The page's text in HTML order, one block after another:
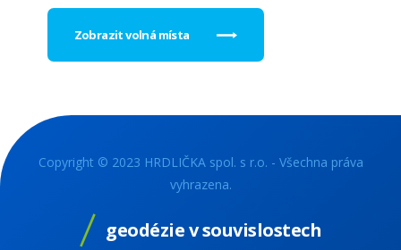
Zobrazit volná místa
Copyright © 2023 HRDLIČKA spol. s r.o. - Všechna práva
vyhrazena.
geodézie v souvislostech